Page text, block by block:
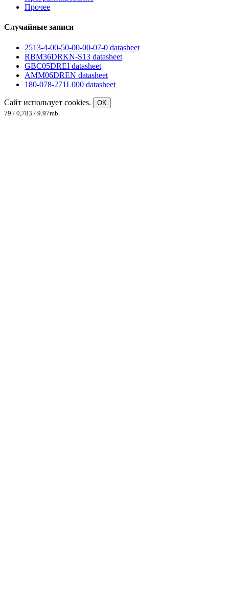
Прочее
Случайные записи
2513-4-00-50-00-00-07-0 datasheet
RBM36DRKN-S13 datasheet
GBC05DREI datasheet
AMM06DREN datasheet
180-078-271L000 datasheet
Сайт использует cookies.
OK
79 / 0,783 / 9.97mb